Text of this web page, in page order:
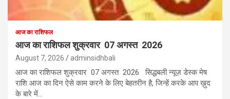
आज का राशिफल
आज का राशिफल शुक्रवार 07 अगस्त 2026
August 7, 2026 adminsidhbali
आज का राशिफल शुक्रवार 07 अगस्त 2026 सिद्धबली न्यूज़ डेस्क मेष
राशि आज का दिन ऐसे काम करने के लिए बेहतरीन है, जिन्हें करके आप ख़ुद
के बारे में…